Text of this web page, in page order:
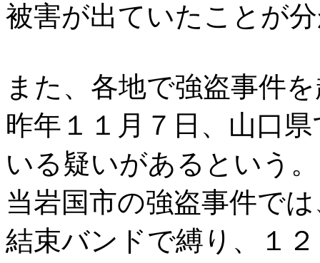
被害が出ていたことが
また、各地で強盗事件
昨年１１月７日、山口
いる疑いがあるという。
当岩国市の強盗事件で
結束バンドで縛り、１